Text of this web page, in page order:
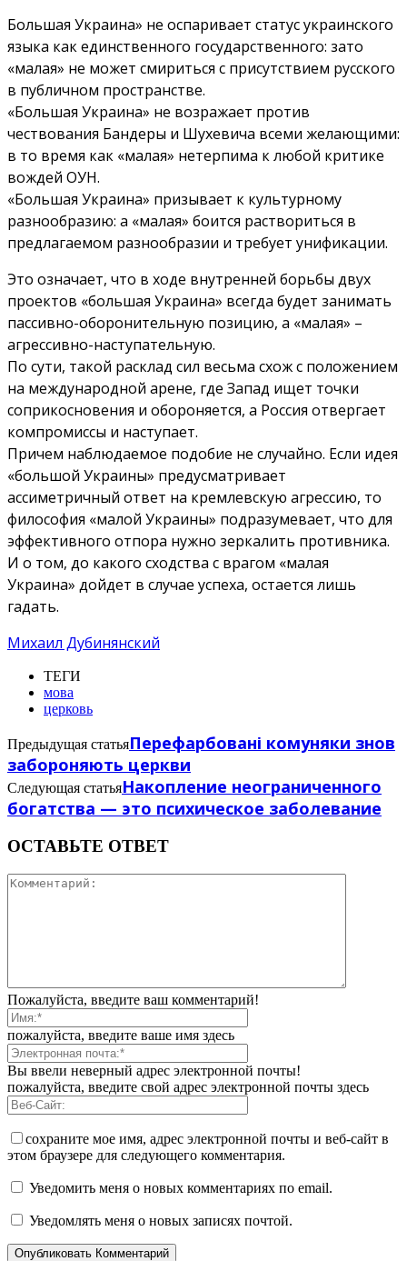
Большая Украина» не оспаривает статус украинского
языка как единственного государственного: зато
«малая» не может смириться с присутствием русского
в публичном пространстве.
«Большая Украина» не возражает против
чествования Бандеры и Шухевича всеми желающими:
в то время как «малая» нетерпима к любой критике
вождей ОУН.
«Большая Украина» призывает к культурному
разнообразию: а «малая» боится раствориться в
предлагаемом разнообразии и требует унификации.
Это означает, что в ходе внутренней борьбы двух
проектов «большая Украина» всегда будет занимать
пассивно-оборонительную позицию, а «малая» –
агрессивно-наступательную.
По сути, такой расклад сил весьма схож с положением
на международной арене, где Запад ищет точки
соприкосновения и обороняется, а Россия отвергает
компромиссы и наступает.
Причем наблюдаемое подобие не случайно. Если идея
«большой Украины» предусматривает
ассиметричный ответ на кремлевскую агрессию, то
философия «малой Украины» подразумевает, что для
эффективного отпора нужно зеркалить противника.
И о том, до какого сходства с врагом «малая
Украина» дойдет в случае успеха, остается лишь
гадать.
Михаил Дубинянский
ТЕГИ
мова
церковь
Предыдущая статьяПерефарбовані комуняки знов
забороняють церкви
Следующая статьяНакопление неограниченного
богатства — это психическое заболевание
ОСТАВЬТЕ ОТВЕТ
Пожалуйста, введите ваш комментарий!
пожалуйста, введите ваше имя здесь
Вы ввели неверный адрес электронной почты!
пожалуйста, введите свой адрес электронной почты здесь
сохраните мое имя, адрес электронной почты и веб-сайт в
этом браузере для следующего комментария.
Уведомить меня о новых комментариях по email.
Уведомлять меня о новых записях почтой.